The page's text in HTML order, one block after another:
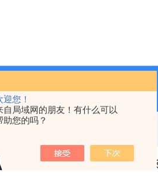
迎您！
自局域网的朋友！有什么可以
助您的吗？
1S高温恒温沙浴锅（300℃/